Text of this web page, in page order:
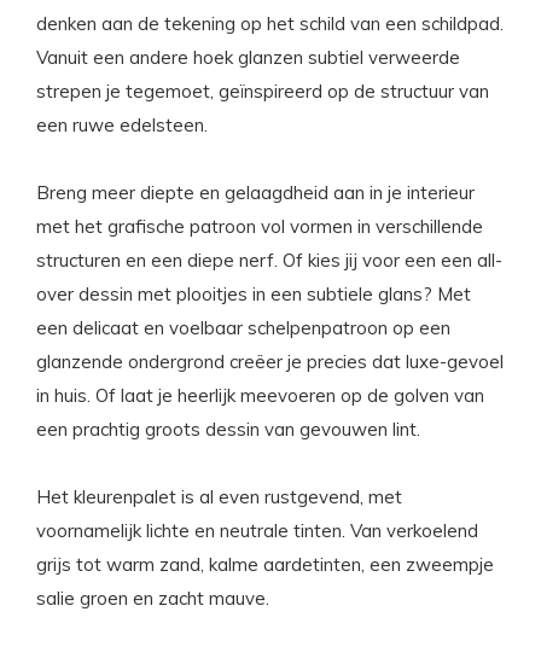
denken aan de tekening op het schild van een schildpad.
Vanuit een andere hoek glanzen subtiel verweerde
strepen je tegemoet, geïnspireerd op de structuur van
een ruwe edelsteen.
Breng meer diepte en gelaagdheid aan in je interieur
met het grafische patroon vol vormen in verschillende
structuren en een diepe nerf. Of kies jij voor een een all-
over dessin met plooitjes in een subtiele glans? Met
een delicaat en voelbaar schelpenpatroon op een
glanzende ondergrond creëer je precies dat luxe-gevoel
in huis. Of laat je heerlijk meevoeren op de golven van
een prachtig groots dessin van gevouwen lint.
Het kleurenpalet is al even rustgevend, met
voornamelijk lichte en neutrale tinten. Van verkoelend
grijs tot warm zand, kalme aardetinten, een zweempje
salie groen en zacht mauve.